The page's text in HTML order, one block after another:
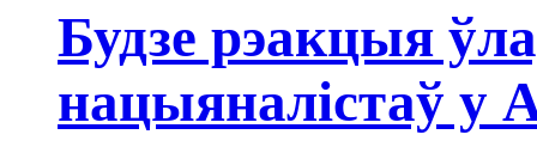
Будзе рэакцыя
нацыяналістаў у